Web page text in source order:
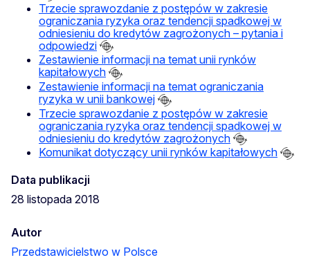
Trzecie sprawozdanie z postępów w zakresie
ograniczania ryzyka oraz tendencji spadkowej w
odniesieniu do kredytów zagrożonych – pytania i
odpowiedzi
Zestawienie informacji na temat unii rynków
kapitałowych
Zestawienie informacji na temat ograniczania
ryzyka w unii bankowej
Trzecie sprawozdanie z postępów w zakresie
ograniczania ryzyka oraz tendencji spadkowej w
odniesieniu do kredytów zagrożonych
Komunikat dotyczący unii rynków kapitałowych
Data publikacji
28 listopada 2018
Autor
Przedstawicielstwo w Polsce